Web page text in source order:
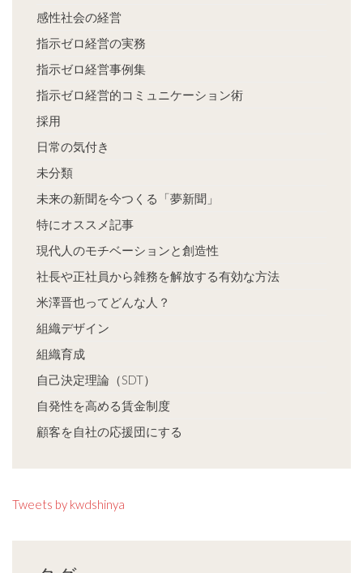
感性社会の経営
指示ゼロ経営の実務
指示ゼロ経営事例集
指示ゼロ経営的コミュニケーション術
採用
日常の気付き
未分類
未来の新聞を今つくる「夢新聞」
特にオススメ記事
現代人のモチベーションと創造性
社長や正社員から雑務を解放する有効な方法
米澤晋也ってどんな人？
組織デザイン
組織育成
自己決定理論（SDT）
自発性を高める賃金制度
顧客を自社の応援団にする
Tweets by kwdshinya